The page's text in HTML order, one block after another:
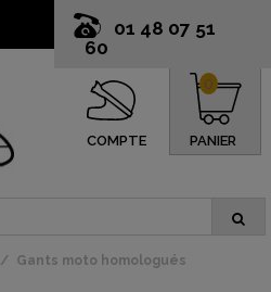
01 48 07 51
60
COMPTE PANIER
0
Gants moto homologués